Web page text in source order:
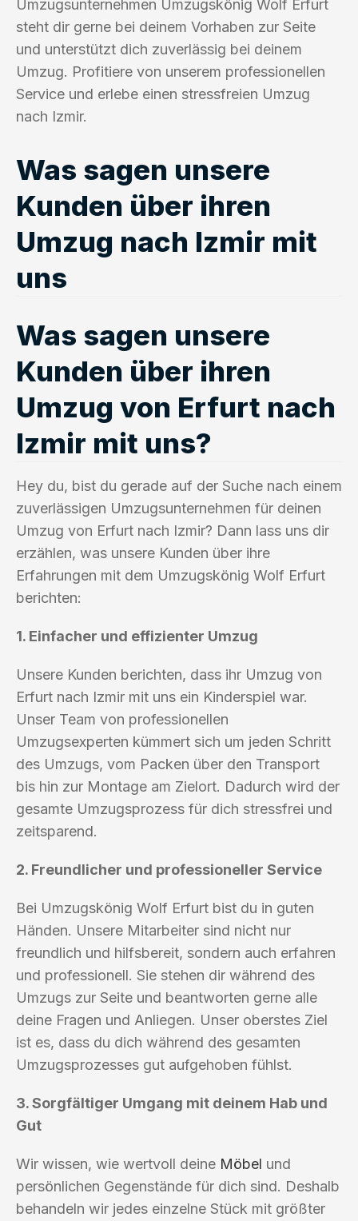
Umzugsunternehmen Umzugskönig Wolf Erfurt
steht dir gerne bei deinem Vorhaben zur Seite
und unterstützt dich zuverlässig bei deinem
Umzug. Profitiere von unserem professionellen
Service und erlebe einen stressfreien Umzug
nach Izmir.
Was sagen unsere
Kunden über ihren
Umzug nach Izmir mit
uns
Was sagen unsere
Kunden über ihren
Umzug von Erfurt nach
Izmir mit uns?
Hey du, bist du gerade auf der Suche nach einem
zuverlässigen Umzugsunternehmen für deinen
Umzug von Erfurt nach Izmir? Dann lass uns dir
erzählen, was unsere Kunden über ihre
Erfahrungen mit dem Umzugskönig Wolf Erfurt
berichten:
1. Einfacher und effizienter Umzug
Unsere Kunden berichten, dass ihr Umzug von
Erfurt nach Izmir mit uns ein Kinderspiel war.
Unser Team von professionellen
Umzugsexperten kümmert sich um jeden Schritt
des Umzugs, vom Packen über den Transport
bis hin zur Montage am Zielort. Dadurch wird der
gesamte Umzugsprozess für dich stressfrei und
zeitsparend.
2. Freundlicher und professioneller Service
Bei Umzugskönig Wolf Erfurt bist du in guten
Händen. Unsere Mitarbeiter sind nicht nur
freundlich und hilfsbereit, sondern auch erfahren
und professionell. Sie stehen dir während des
Umzugs zur Seite und beantworten gerne alle
deine Fragen und Anliegen. Unser oberstes Ziel
ist es, dass du dich während des gesamten
Umzugsprozesses gut aufgehoben fühlst.
3. Sorgfältiger Umgang mit deinem Hab und
Gut
Wir wissen, wie wertvoll deine Möbel und
persönlichen Gegenstände für dich sind. Deshalb
behandeln wir jedes einzelne Stück mit größter